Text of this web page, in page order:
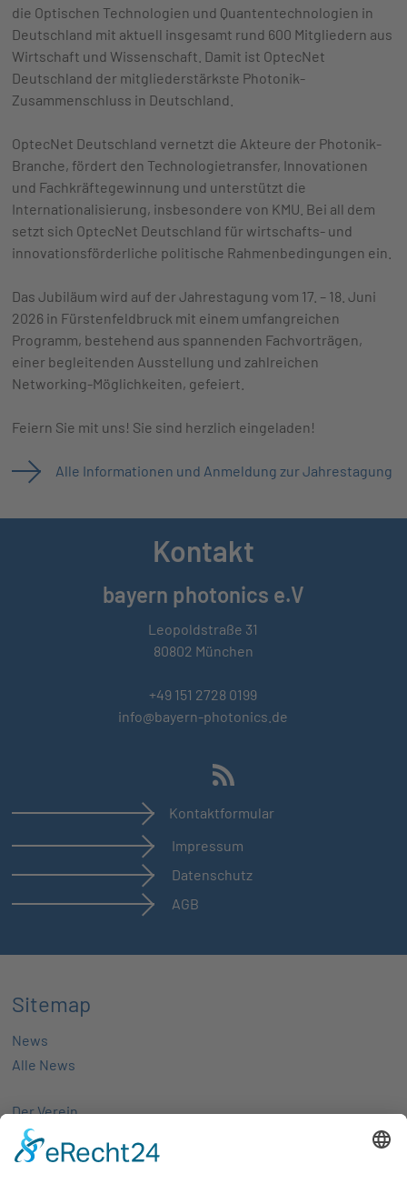
die Optischen Technologien und Quantentechnologien in
Deutschland mit aktuell insgesamt rund 600 Mitgliedern aus
Wirtschaft und Wissenschaft. Damit ist OptecNet
Deutschland der mitgliederstärkste Photonik-
Zusammenschluss in Deutschland.
OptecNet Deutschland vernetzt die Akteure der Photonik-
Branche, fördert den Technologietransfer, Innovationen
und Fachkräftegewinnung und unterstützt die
Internationalisierung, insbesondere von KMU. Bei all dem
setzt sich OptecNet Deutschland für wirtschafts- und
innovationsförderliche politische Rahmenbedingungen ein.
Das Jubiläum wird auf der Jahrestagung vom 17. – 18. Juni
2026 in Fürstenfeldbruck mit einem umfangreichen
Programm, bestehend aus spannenden Fachvorträgen,
einer begleitenden Ausstellung und zahlreichen
Networking-Möglichkeiten, gefeiert.
Feiern Sie mit uns! Sie sind herzlich eingeladen!
Alle Informationen und Anmeldung zur Jahrestagung
Kontakt
bayern photonics e.V
Leopoldstraße 31
80802 München
+49 151 2728 0199
info@bayern-photonics.de
Kontaktformular
Impressum
Datenschutz
AGB
Sitemap
News
Alle News
Der Verein
Über uns
Aktivitäten